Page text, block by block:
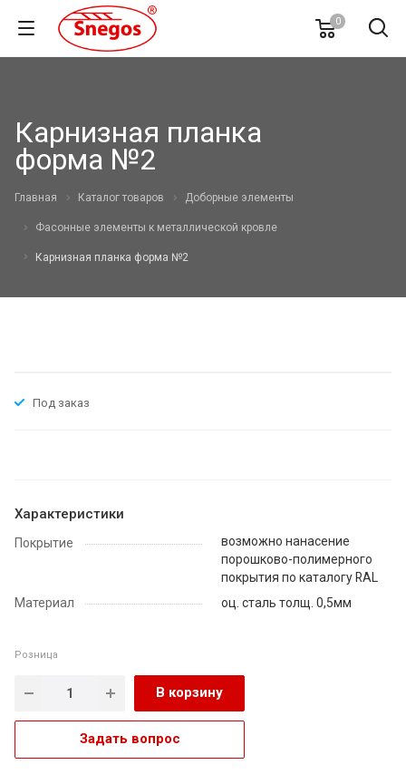
0
Карнизная планка
форма №2
Главная Каталог товаров Доборные элементы
Фасонные элементы к металлической кровле
Карнизная планка форма №2
Под заказ
Характеристики
Покрытие
возможно нанасение
порошково-полимерного
покрытия по каталогу RAL
Материал
оц. сталь толщ. 0,5мм
Розница
В корзину
Задать вопрос